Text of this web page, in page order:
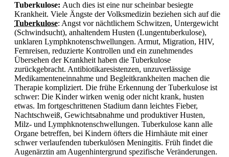
Tuberkulose: Auch dies ist eine nur scheinbar besiegte
Krankheit. Viele Ängste der Volksmedizin beziehen sich auf die
Tuberkulose: Angst vor nächtlichem Schwitzen, Untergewicht
(Schwindsucht), anhaltendem Husten (Lungentuberkulose),
unklaren Lymphknotenschwellungen. Armut, Migration, HIV,
Fernreisen, reduzierte Kontrollen und ein zunehmendes
Übersehen der Krankheit haben die Tuberkulose
zurückgebracht. Antibiotikaresistenzen, unzuverlässige
Medikamenteneinnahme und Begleitkrankheiten machen die
Therapie kompliziert. Die frühe Erkennung derTuberkulose ist
schwer: Die Kinder wirken wenig oder nicht krank, husten
etwas. Im fortgeschrittenen Stadium dann leichtes Fieber,
Nachtschweiß, Gewichtsabnahme und produktiver Husten,
Milz- und Lymphknotenschwellungen. Tuberkulose kann alle
Organe betreffen, bei Kindern öfters die Hirnhäute mit einer
schwer verlaufenden tuberkulösen Meningitis. Früh findet die
Augenärztin am Augenhintergrund spezifische Veränderungen.